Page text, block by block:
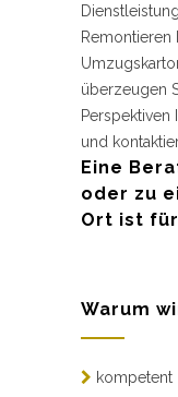
Remontieren
überzeugen
Perspektiven
und
Eine
oder zu
Ort ist
Warum
kompetent